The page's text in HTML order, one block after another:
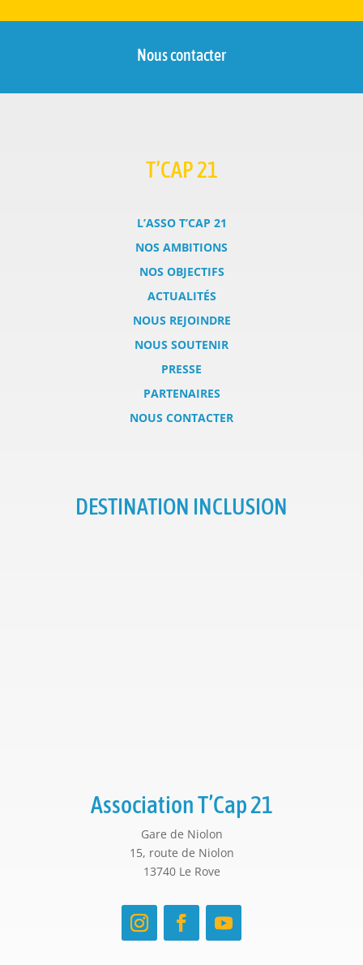
Nous contacter
T’CAP 21
L’ASSO T’CAP 21
NOS AMBITIONS
NOS OBJECTIFS
ACTUALITÉS
NOUS REJOINDRE
NOUS SOUTENIR
PRESSE
PARTENAIRES
NOUS CONTACTER
DESTINATION INCLUSION
Association T’Cap 21
Gare de Niolon
15, route de Niolon
13740 Le Rove